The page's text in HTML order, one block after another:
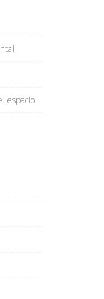
espacio